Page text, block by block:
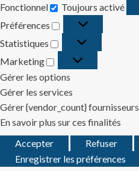
Fonctionnel
Fonctionnel
Toujours activé
Préférences
Préférences
Statistiques
Statistiques
Marketing
Marketing
Gérer les options
Gérer les services
Gérer {vendor_count} fournisseurs
En savoir plus sur ces finalités
Accepter
Refuser
Enregistrer les préférences